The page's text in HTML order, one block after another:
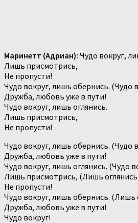
Маринетт (Адриан): Чудо вокруг,
Лишь присмотрись,
Не пропусти!
Чудо вокруг, лишь обернись. (Чудо
Дружба, любовь уже в пути!
Чудо вокруг, лишь оглянись.
Лишь присмотрись,
Не пропусти!
Чудо вокруг, лишь обернись. (Чудо
Дружба, любовь уже в пути!
Чудо вокруг, лишь оглянись. (Чудо
Лишь присмотрись, (Лишь
Не пропусти!
Чудо вокруг, лишь обернись. (Лишь
Дружба, любовь уже в пути!
Чудо вокруг!